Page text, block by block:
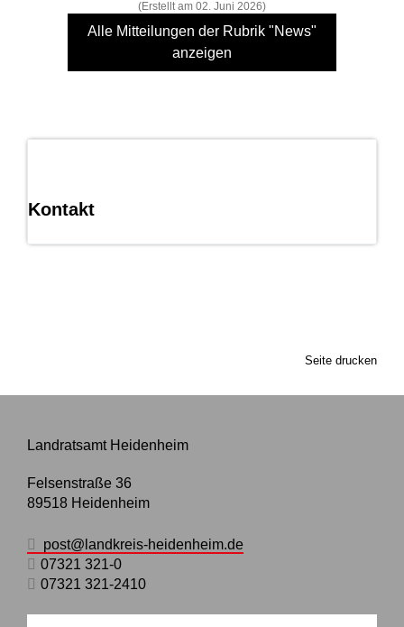
Kontakt
(Erstellt am 02. Juni 2026)
Alle Mitteilungen der Rubrik "News"
anzeigen
Seite drucken
Landratsamt Heidenheim
Felsenstraße 36
89518 Heidenheim
post@landkreis-heidenheim.de
07321 321-0
07321 321-2410